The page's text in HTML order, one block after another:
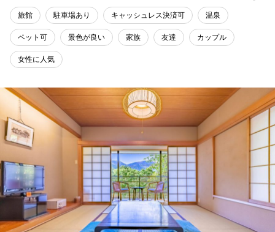
旅館 駐車場あり キャッシュレス決済可 温泉
ペット可 景色が良い 家族 友達 カップル
女性に人気